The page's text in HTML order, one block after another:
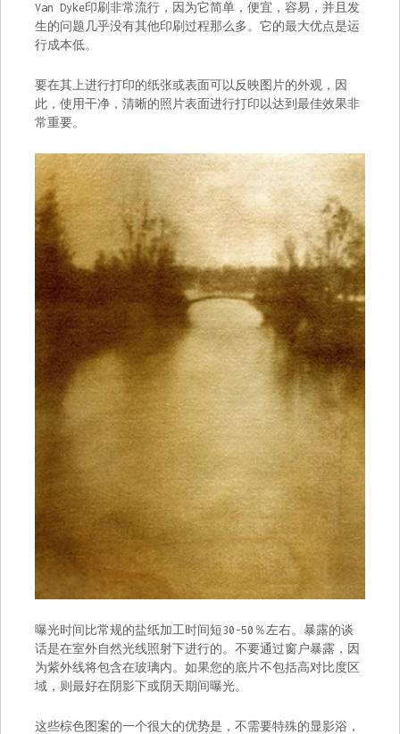
Van Dyke印刷非常流行，因为它简单，便宜，容易，并且发
生的问题几乎没有其他印刷过程那么多。它的最大优点是运
行成本低。
要在其上进行打印的纸张或表面可以反映图片的外观，因
此，使用干净，清晰的照片表面进行打印以达到最佳效果非
常重要。
曝光时间比常规的盐纸加工时间短30-50％左右。暴露的谈
话是在室外自然光线照射下进行的。不要通过窗户暴露，因
为紫外线将包含在玻璃内。如果您的底片不包括高对比度区
域，则最好在阴影下或阴天期间曝光。
这些棕色图案的一个很大的优势是，不需要特殊的显影浴，